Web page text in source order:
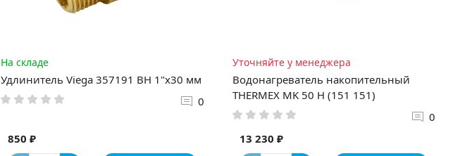
На складе
Удлинитель Viega 357191 ВН 1"x30 мм
0
850 ₽
Уточняйте у менеджера
Водонагреватель накопительный
THERMEX MK 50 H (151 151)
0
13 230 ₽